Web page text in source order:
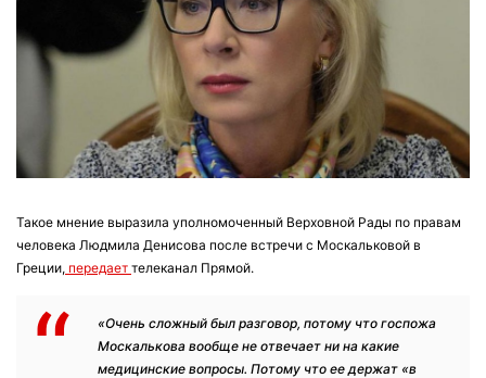
Такое мнение выразила уполномоченный Верховной Рады по правам
человека Людмила Денисова после встречи с Москальковой в
Греции, передает телеканал Прямой.
«Очень сложный был разговор, потому что госпожа
Москалькова вообще не отвечает ни на какие
медицинские вопросы. Потому что ее держат «в